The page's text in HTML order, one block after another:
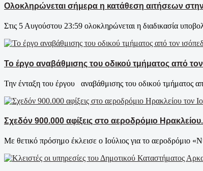
Ολοκληρώνεται σήμερα η κατάθεση αιτήσεων
Στις 5 Αυγούστου 23:59 ολοκληρώνεται η διαδικασία
Το έργο αναβάθμισης του οδικού τμήματος από
Την ένταξη του έργου αναβάθμισης του οδικού τμήματος
Σχεδόν 900.000 αφίξεις στο αεροδρόμιο
Με θετικό πρόσημο έκλεισε ο Ιούλιος για το αεροδρόμιο